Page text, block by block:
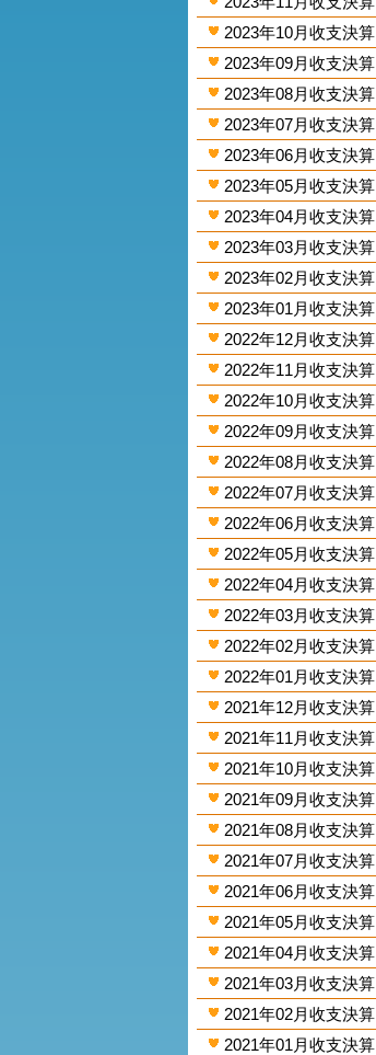
2023年10月收支決算
2023年09月收支決算
2023年08月收支決算
2023年07月收支決算
2023年06月收支決算
2023年05月收支決算
2023年04月收支決算
2023年03月收支決算
2023年02月收支決算
2023年01月收支決算
2022年12月收支決算
2022年11月收支決算
2022年10月收支決算
2022年09月收支決算
2022年08月收支決算
2022年07月收支決算
2022年06月收支決算
2022年05月收支決算
2022年04月收支決算
2022年03月收支決算
2022年02月收支決算
2022年01月收支決算
2021年12月收支決算
2021年11月收支決算
2021年10月收支決算
2021年09月收支決算
2021年08月收支決算
2021年07月收支決算
2021年06月收支決算
2021年05月收支決算
2021年04月收支決算
2021年03月收支決算
2021年02月收支決算
2021年01月收支決算